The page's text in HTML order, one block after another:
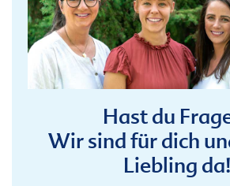
Hast du
Wir sind für dich
Liebling da!